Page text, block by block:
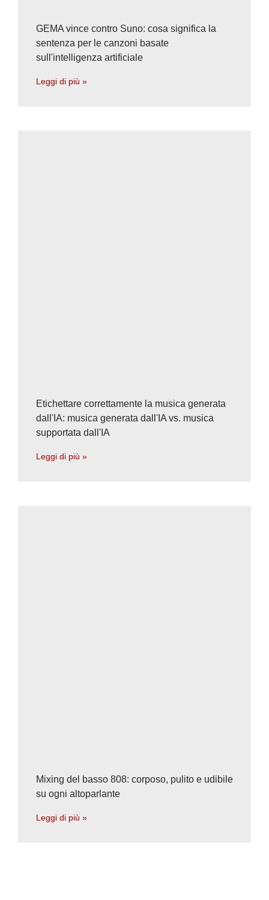
GEMA vince contro Suno: cosa significa la
sentenza per le canzoni basate
sull'intelligenza artificiale
Leggi di più »
Etichettare correttamente la musica generata
dall'IA: musica generata dall'IA vs. musica
supportata dall'IA
Leggi di più »
Mixing del basso 808: corposo, pulito e udibile
su ogni altoparlante
Leggi di più »